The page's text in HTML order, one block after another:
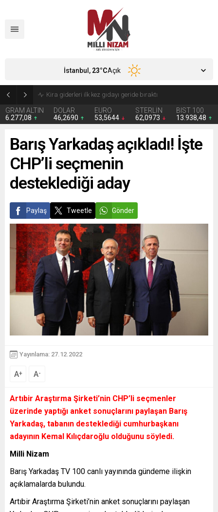
GRAM ALTIN
6.277,08
DOLAR
46,2690
EURO
53,5644
STERLİN
62,0973
BIST 100
13.938,48
İstanbul, 23°CAçık
Barış Yarkadaş açıkladı! İşte
CHP’li seçmenin
desteklediği aday
Paylaş Tweetle Gönder
Yayınlama: 27.12.2022
A+ A-
Artıbir Araştırma Şirketi’nin CHP’li seçmenler
üzerinde yaptığı anket sonuçlarını paylaşan Barış
Yarkadaş, tabanın desteklediği cumhurbaşkanı
adayının Kemal Kılıçdaroğlu olduğunu söyledi.
Milli Nizam
Barış Yarkadaş TV 100 canlı yayınında gündeme ilişkin
açıklamalarda bulundu.
Artıbir Araştırma Şirketi’nin anket sonuçlarını paylaşan